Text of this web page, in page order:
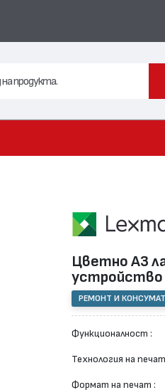
Цветно А3
устройство
РЕМОНТ И
Функционалност :
Технология на
Формат на печат :